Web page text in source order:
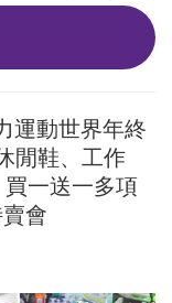
運動世界年終
閒鞋、工作
一送一多項
會